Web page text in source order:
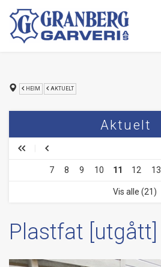
HEIM AKTUELT
Aktuelt
Støydempande tiltak
Miljøtiltak
Lagerrydding
7 8 9 10 11 12 13
Vis alle (21)
Plastfat [utgått]